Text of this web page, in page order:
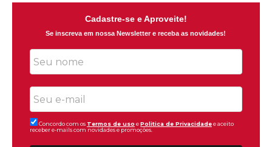
Cadastre-se e Aproveite!
Se inscreva em nossa Newsletter e receba as novidades!
Concordo com os Termos de uso ePolitica de Privacidadee aceito
receber e-mails com novidades e promoções.